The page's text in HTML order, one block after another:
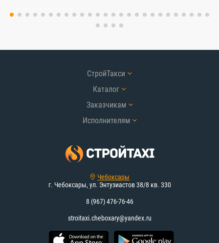
СтройТакси
Каталог
Заказчикам
Исполнителям
Чебоксары
г. Чебоксары, ул. Энтузиастов 38/8 кв. 330
8 (967) 476-76-46
stroitaxi.cheboxary@yandex.ru